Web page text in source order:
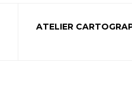
ATELIER